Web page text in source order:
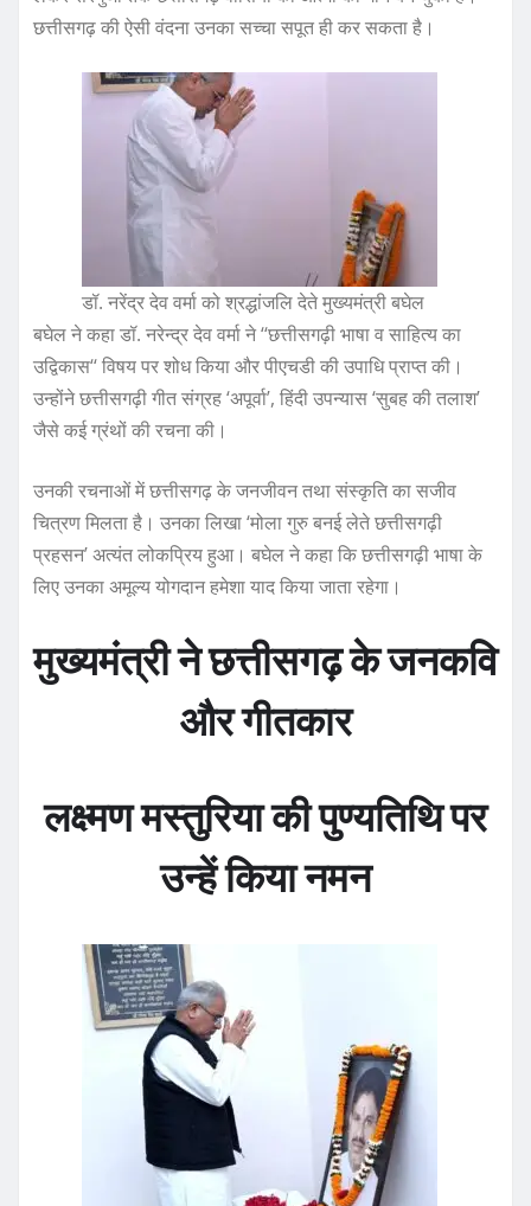
छत्तीसगढ़ की ऐसी वंदना उनका सच्चा सपूत ही कर सकता है।
डॉ. नरेंद्र देव वर्मा को श्रद्धांजलि देते मुख्यमंत्री बघेल
बघेल ने कहा डॉ. नरेन्द्र देव वर्मा ने ‘‘छत्तीसगढ़ी भाषा व साहित्य का
उद्विकास‘‘ विषय पर शोध किया और पीएचडी की उपाधि प्राप्त की।
उन्होंने छत्तीसगढ़ी गीत संग्रह ‘अपूर्वा’, हिंदी उपन्यास ‘सुबह की तलाश’
जैसे कई ग्रंथों की रचना की।
उनकी रचनाओं में छत्तीसगढ़ के जनजीवन तथा संस्कृति का सजीव
चित्रण मिलता है। उनका लिखा ‘मोला गुरु बनई लेते छत्तीसगढ़ी
प्रहसन’ अत्यंत लोकप्रिय हुआ। बघेल ने कहा कि छत्तीसगढ़ी भाषा के
लिए उनका अमूल्य योगदान हमेशा याद किया जाता रहेगा।
मुख्यमंत्री ने छत्तीसगढ़ के जनकवि
और गीतकार
लक्ष्मण मस्तुरिया की पुण्यतिथि पर
उन्हें किया नमन